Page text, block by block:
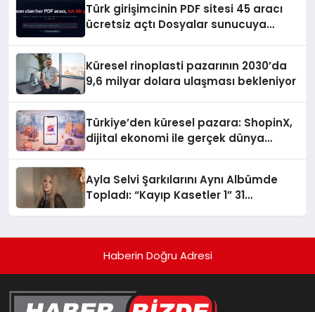
Türk girişimcinin PDF sitesi 45 aracı
ücretsiz açtı Dosyalar sunucuya
Küresel rinoplasti pazarının 2030’da
9,6 milyar dolara ulaşması bekleniyor
Türkiye’den küresel pazara: ShopinX,
dijital ekonomi ile gerçek dünya
Ayla Selvi Şarkılarını Aynı Albümde
Topladı: “Kayıp Kasetler 1” 31
Haberin Doğru Adresi